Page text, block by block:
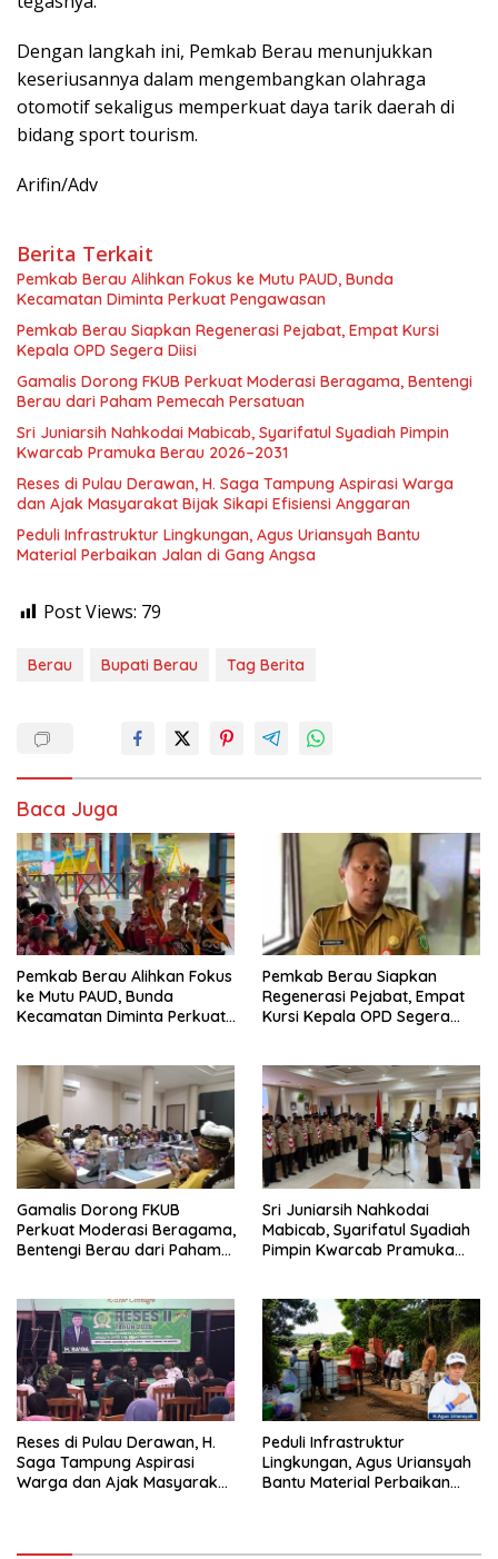
Dengan langkah ini, Pemkab Berau menunjukkan
keseriusannya dalam mengembangkan olahraga
otomotif sekaligus memperkuat daya tarik daerah di
bidang sport tourism.
Arifin/Adv
Berita Terkait
Pemkab Berau Alihkan Fokus ke Mutu PAUD, Bunda
Kecamatan Diminta Perkuat Pengawasan
Pemkab Berau Siapkan Regenerasi Pejabat, Empat Kursi
Kepala OPD Segera Diisi
Gamalis Dorong FKUB Perkuat Moderasi Beragama, Bentengi
Berau dari Paham Pemecah Persatuan
Sri Juniarsih Nahkodai Mabicab, Syarifatul Syadiah Pimpin
Kwarcab Pramuka Berau 2026–2031
Reses di Pulau Derawan, H. Saga Tampung Aspirasi Warga
dan Ajak Masyarakat Bijak Sikapi Efisiensi Anggaran
Peduli Infrastruktur Lingkungan, Agus Uriansyah Bantu
Material Perbaikan Jalan di Gang Angsa
Post Views: 79
Berau Bupati Berau Tag Berita
Baca Juga
Pemkab Berau Alihkan Fokus
ke Mutu PAUD, Bunda
Kecamatan Diminta Perkuat
Pemkab Berau Siapkan
Regenerasi Pejabat, Empat
Kursi Kepala OPD Segera
Gamalis Dorong FKUB
Perkuat Moderasi Beragama,
Bentengi Berau dari Paham
Sri Juniarsih Nahkodai
Mabicab, Syarifatul Syadiah
Pimpin Kwarcab Pramuka
Reses di Pulau Derawan, H.
Saga Tampung Aspirasi
Warga dan Ajak Masyarakat
Peduli Infrastruktur
Lingkungan, Agus Uriansyah
Bantu Material Perbaikan